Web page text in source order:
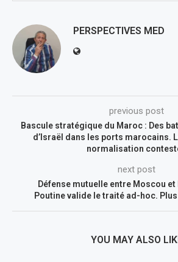
PERSPECTIVES MED
previous post
Bascule stratégique du Maroc : Des
d’Israël dans les ports marocains.
normalisation
next post
Défense mutuelle entre Moscou et
Poutine valide le traité ad-hoc. Plus
YOU MAY ALSO